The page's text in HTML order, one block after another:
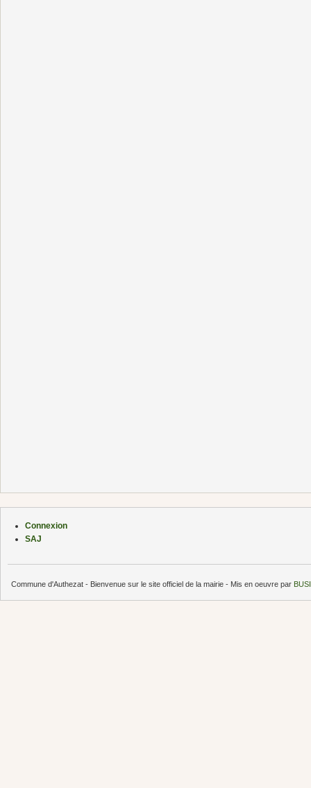
Connexion
SAJ
Commune d'Authezat - Bienvenue sur le site officiel de la mairie - Mis en oeuvre par